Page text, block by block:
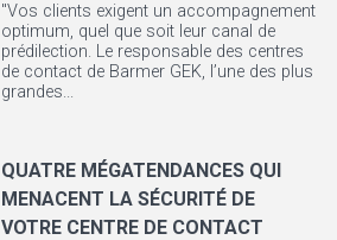
"Vos clients exigent un accompagnement
optimum, quel que soit leur canal de
prédilection. Le responsable des centres
de contact de Barmer GEK, l’une des plus
grandes...
QUATRE MÉGATENDANCES QUI
MENACENT LA SÉCURITÉ DE
VOTRE CENTRE DE CONTACT